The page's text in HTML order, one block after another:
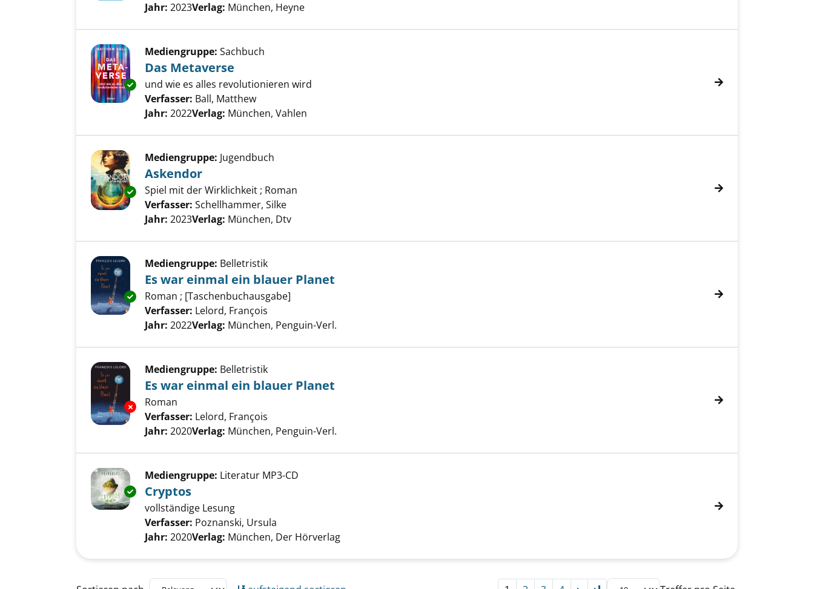
Jahr: 2023Verlag: München, Heyne
Exemplar-Details von Das Metaverse anzeigen
Mediengruppe: Sachbuch
Das Metaverse
und wie es alles revolutionieren wird
Verfasser: Ball, Matthew
Jahr: 2022Verlag: München, Vahlen
Exemplar-Details von Askendor anzeigen
Mediengruppe: Jugendbuch
Askendor
Spiel mit der Wirklichkeit ; Roman
Verfasser: Schellhammer, Silke
Jahr: 2023Verlag: München, Dtv
Exemplar-Details von Es war einmal ein blauer Planet anzeigen
Mediengruppe: Belletristik
Es war einmal ein blauer Planet
Roman ; [Taschenbuchausgabe]
Verfasser: Lelord, François
Jahr: 2022Verlag: München, Penguin-Verl.
Exemplar-Details von Es war einmal ein blauer Planet anzeigen
Mediengruppe: Belletristik
Es war einmal ein blauer Planet
Roman
Verfasser: Lelord, François
Jahr: 2020Verlag: München, Penguin-Verl.
Exemplar-Details von Cryptos anzeigen
Mediengruppe: Literatur MP3-CD
Cryptos
vollständige Lesung
Verfasser: Poznanski, Ursula
Jahr: 2020Verlag: München, Der Hörverlag
Zu den Suchfiltern springen